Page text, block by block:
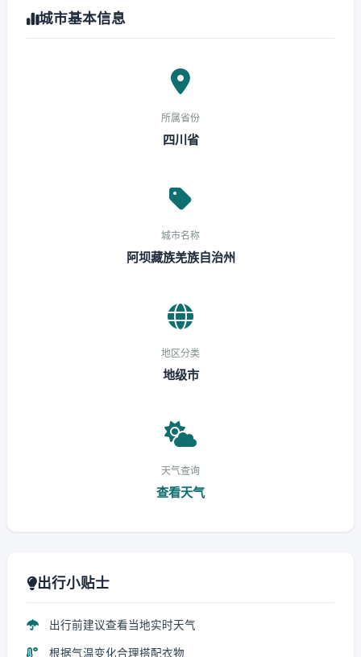
城市基本信息
所属省份
四川省
城市名称
阿坝藏族羌族自治州
地区分类
地级市
天气查询
查看天气
出行小贴士
出行前建议查看当地实时天气
根据气温变化合理搭配衣物